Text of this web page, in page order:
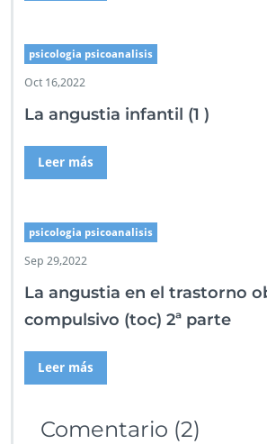
psicologia psicoanalisis
Oct 16,2022
La angustia infantil (1 )
Leer más
psicologia psicoanalisis
Sep 29,2022
La angustia en el trastorno
compulsivo (toc) 2ª parte
Leer más
Comentario (2)